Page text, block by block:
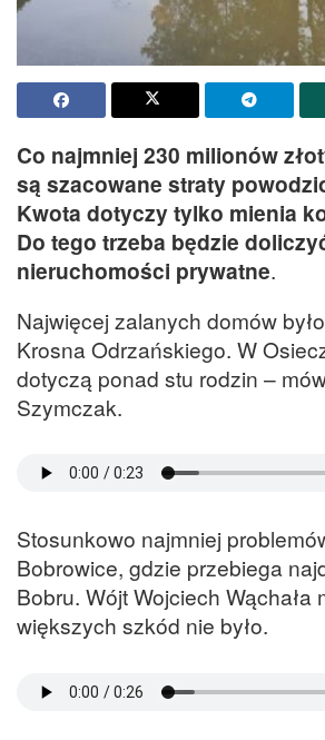
Co najmniej 230 milionów
są szacowane straty
Kwota dotyczy tylko mienia
Do tego trzeba będzie
nieruchomości prywatne.
Najwięcej zalanych domów
Krosna Odrzańskiego. W
dotyczą ponad stu rodzin –
Szymczak.
Stosunkowo najmniej
Bobrowice, gdzie przebiega
Bobru. Wójt Wojciech Wąchała
większych szkód nie było.